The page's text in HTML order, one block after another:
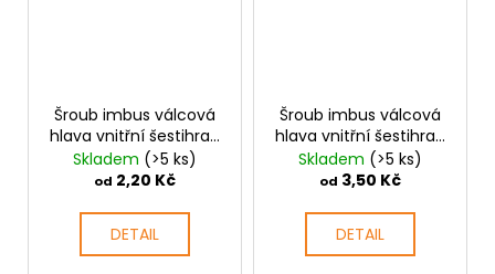
Šroub imbus válcová
hlava vnitřní šestihran
M8 pozink
Skladem (>5 ks)
od 2,20 Kč
DETAIL
Šroub imbus válcová
hlava vnitřní šestihran
M10 pozink
Skladem (>5 ks)
od 3,50 Kč
DETAIL